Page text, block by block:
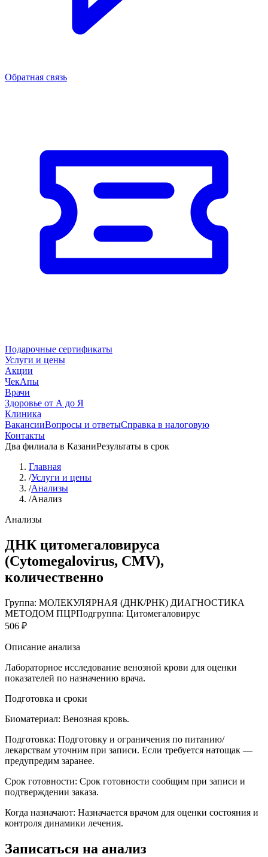
Обратная связь
Подарочные сертификаты
Услуги и цены
Акции
ЧекАпы
Врачи
Здоровье от А до Я
Клиника
ВакансииВопросы и ответыСправка в налоговую
Контакты
Два филиала в КазаниРезультаты в срок
Главная
/Услуги и цены
/Анализы
/Анализ
Анализы
ДНК цитомегаловируса
(Cytomegalovirus, CMV),
количественно
Группа: МОЛЕКУЛЯРНАЯ (ДНК/РНК) ДИАГНОСТИКА
МЕТОДОМ ПЦРПодгруппа: Цитомегаловирус
506 ₽
Описание анализа
Лабораторное исследование венозной крови для оценки
показателей по назначению врача.
Подготовка и сроки
Биоматериал: Венозная кровь.
Подготовка: Подготовку и ограничения по питанию/
лекарствам уточним при записи. Если требуется натощак —
предупредим заранее.
Срок готовности: Срок готовности сообщим при записи и
подтверждении заказа.
Когда назначают: Назначается врачом для оценки состояния и
контроля динамики лечения.
Записаться на анализ